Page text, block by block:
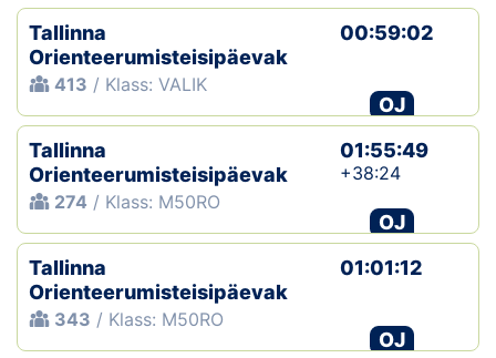
Koolitused
OTSI
Tallinna
Orienteerumisteisipäevak
413 / Klass: VALIK
00:59:02
OJ
Tallinna
Orienteerumisteisipäevak
274 / Klass: M50RO
01:55:49
+38:24
OJ
Tallinna
Orienteerumisteisipäevak
343 / Klass: M50RO
01:01:12
OJ